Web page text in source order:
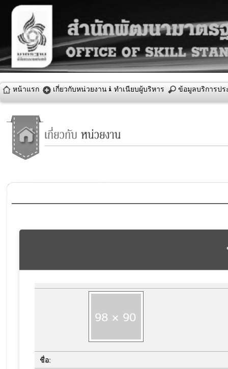
หน้าแรก เกี่ยวกับหน่วยงาน ทำเนียบผู้บริหาร ข้อมูลบริการป
ชื่อ: